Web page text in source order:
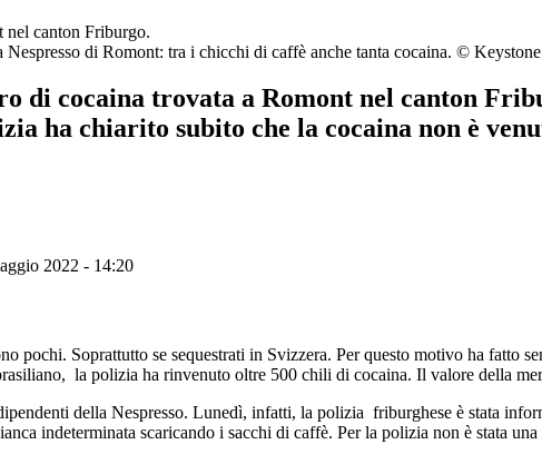
di Romont: tra i chicchi di caffè anche tanta cocaina. ©
di cocaina trovata a Romont nel canton
ha chiarito subito che la cocaina non è
2022 - 14:20
pochi. Soprattutto se sequestrati in Svizzera. Per questo motivo ha fatto
la polizia ha rinvenuto oltre 500 chili di cocaina. Il valore della
della Nespresso. Lunedì, infatti, la polizia friburghese è stata
indeterminata scaricando i sacchi di caffè. Per la polizia non è stata